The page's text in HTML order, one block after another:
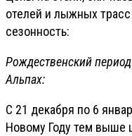
отелей и лыжных
сезонность:
Рождественский
Альпах:
С 21 декабря по 6
Новому Году тем выше